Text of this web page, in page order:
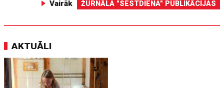
Vairāk ŽURNĀLA "SESTDIENA" PUBLIKĀCIJAS
AKTUĀLI